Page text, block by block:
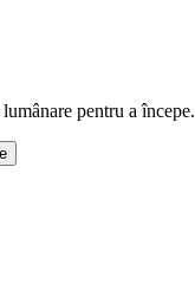
pentru a începe.